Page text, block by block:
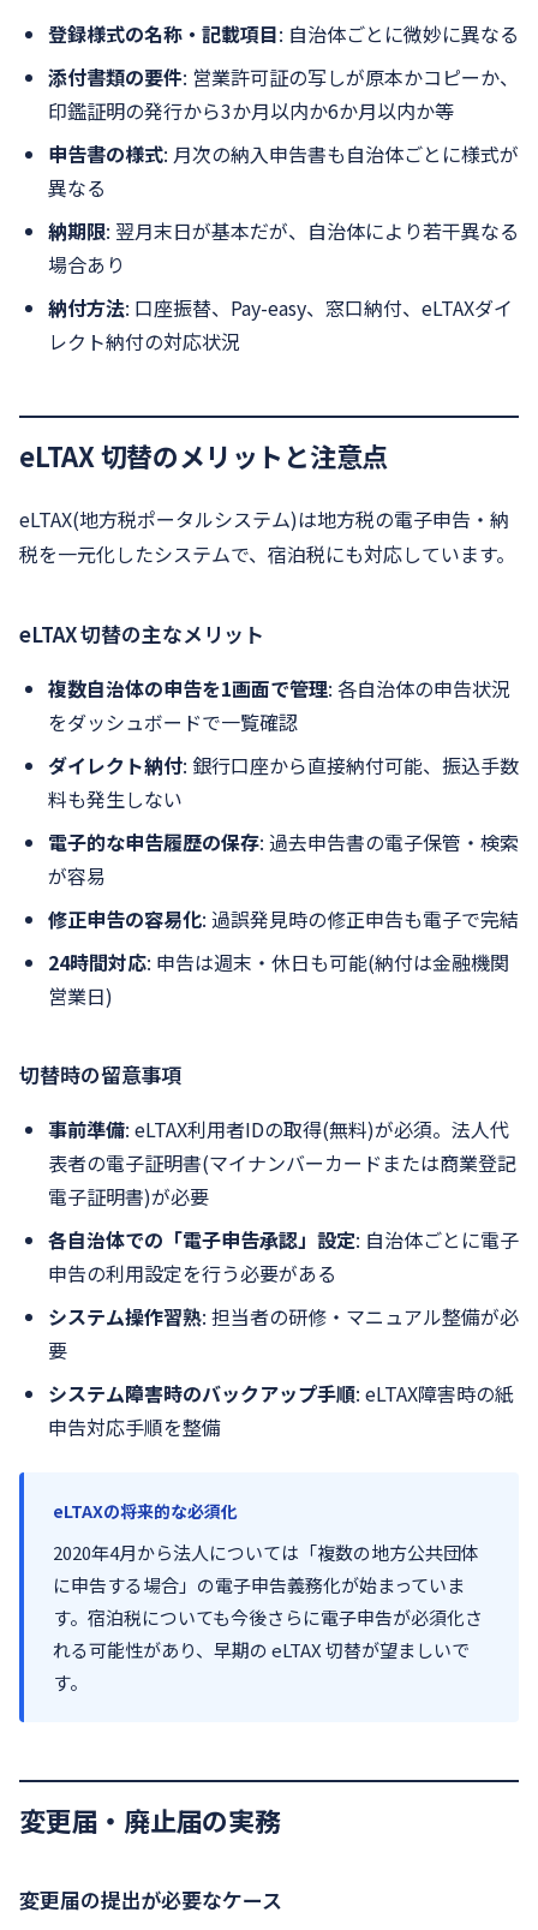
登録様式の名称・記載項目: 自治体ごとに微妙に異なる
添付書類の要件: 営業許可証の写しが原本かコピーか、
印鑑証明の発行から3か月以内か6か月以内か等
申告書の様式: 月次の納入申告書も自治体ごとに様式が
異なる
納期限: 翌月末日が基本だが、自治体により若干異なる
場合あり
納付方法: 口座振替、Pay-easy、窓口納付、eLTAXダイ
レクト納付の対応状況
eLTAX 切替のメリットと注意点
eLTAX(地方税ポータルシステム)は地方税の電子申告・納
税を一元化したシステムで、宿泊税にも対応しています。
eLTAX 切替の主なメリット
複数自治体の申告を1画面で管理: 各自治体の申告状況
をダッシュボードで一覧確認
ダイレクト納付: 銀行口座から直接納付可能、振込手数
料も発生しない
電子的な申告履歴の保存: 過去申告書の電子保管・検索
が容易
修正申告の容易化: 過誤発見時の修正申告も電子で完結
24時間対応: 申告は週末・休日も可能(納付は金融機関
営業日)
切替時の留意事項
事前準備: eLTAX利用者IDの取得(無料)が必須。法人代
表者の電子証明書(マイナンバーカードまたは商業登記
電子証明書)が必要
各自治体での「電子申告承認」設定: 自治体ごとに電子
申告の利用設定を行う必要がある
システム操作習熟: 担当者の研修・マニュアル整備が必
要
システム障害時のバックアップ手順: eLTAX障害時の紙
申告対応手順を整備
eLTAXの将来的な必須化
2020年4月から法人については「複数の地方公共団体
に申告する場合」の電子申告義務化が始まっていま
す。宿泊税についても今後さらに電子申告が必須化さ
れる可能性があり、早期の eLTAX 切替が望ましいで
す。
変更届・廃止届の実務
変更届の提出が必要なケース